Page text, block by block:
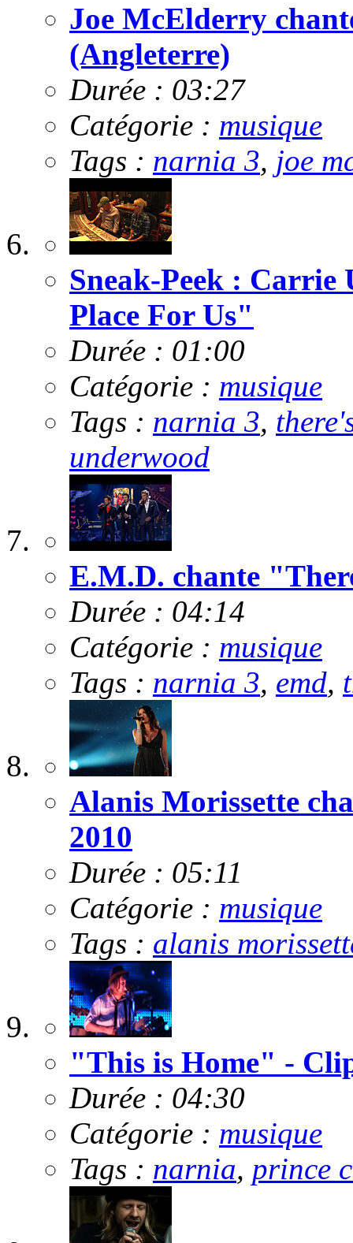
Joe McElderry
(Angleterre)
Durée : 03:27
Catégorie : musique
Tags : narnia 3, joe
Sneak-Peek : Carrie
Place For Us"
Durée : 01:00
Catégorie : musique
Tags : narnia 3,
underwood
E.M.D. chante
Durée : 04:14
Catégorie : musique
Tags : narnia 3, emd,
Alanis Morissette
2010
Durée : 05:11
Catégorie : musique
Tags : alanis
"This is Home" -
Durée : 04:30
Catégorie : musique
Tags : narnia, prince